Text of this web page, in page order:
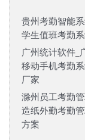
贵州考勤智能
学生值班考勤
广州统计软件_
移动手机考勤
厂家
滁州员工考勤
造纸外勤考勤
方案